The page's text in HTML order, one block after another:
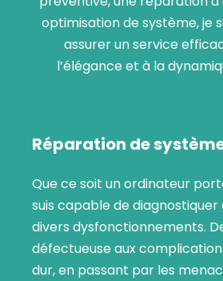
optimisation de système, je
assurer un service
l’élégance et à la
Réparation de
Que ce soit un ordinateur
suis capable de
divers dysfonctionnements.
défectueuse aux
dur, en passant par les